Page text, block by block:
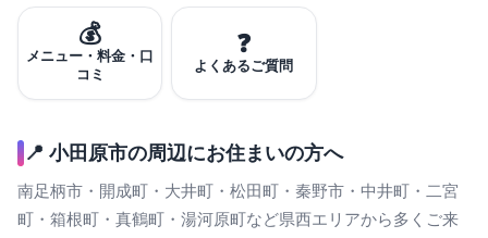
💰
メニュー・料金・口
コミ
❓
よくあるご質問
📍 小田原市の周辺にお住まいの方へ
南足柄市・開成町・大井町・松田町・秦野市・中井町・二宮
町・箱根町・真鶴町・湯河原町など県西エリアから多くご来